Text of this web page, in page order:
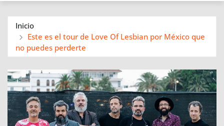
Inicio
Este es el tour de Love Of Lesbian por México que
no puedes perderte